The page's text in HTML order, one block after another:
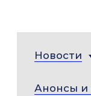
Новости
Анонсы и